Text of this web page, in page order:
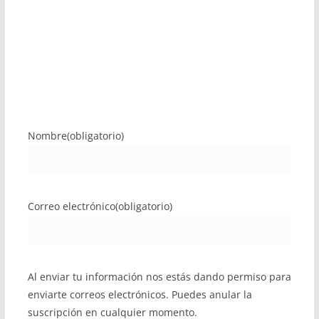
Nombre(obligatorio)
Correo electrónico(obligatorio)
Al enviar tu información nos estás dando permiso para
enviarte correos electrónicos. Puedes anular la
suscripción en cualquier momento.